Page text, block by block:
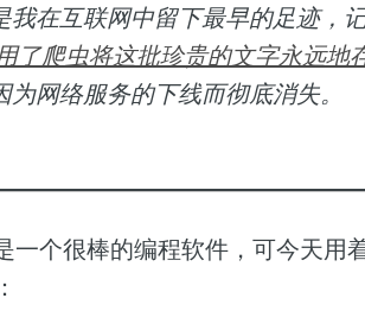
我在互联网中留下最早的足迹，
了爬虫将这批珍贵的文字永远地
网络服务的下线而彻底消失。
一个很棒的编程软件，可今天用